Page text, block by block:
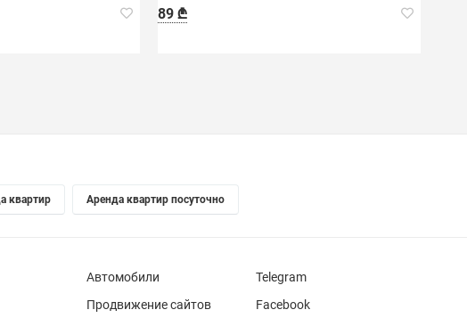
89 ₾
квартир Аренда квартир посуточно
Автомобили
Продвижение сайтов
Telegram
Facebook